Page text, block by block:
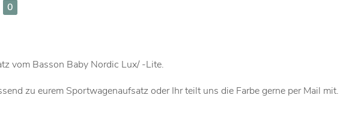
0
vom Basson Baby Nordic Lux/ -Lite.
zu eurem Sportwagenaufsatz oder Ihr teilt uns die Farbe gerne per Mail mit.